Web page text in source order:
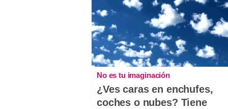
No es tu imaginación
¿Ves caras en enchufes,
coches o nubes? Tiene